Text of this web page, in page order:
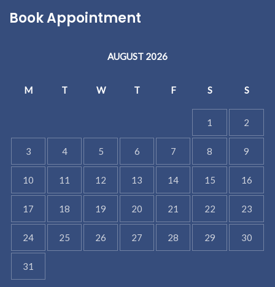
Book Appointment
AUGUST 2026
M T W T F S S
1 2
3 4 5 6 7 8 9
10 11 12 13 14 15 16
17 18 19 20 21 22 23
24 25 26 27 28 29 30
31